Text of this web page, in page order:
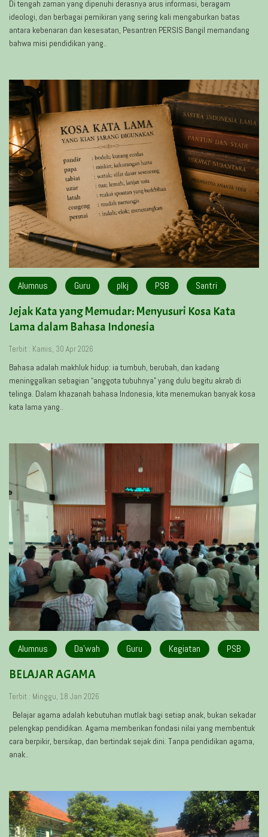
Di tengah zaman yang dipenuhi derasnya arus informasi, beragam
ideologi, dan berbagai pemikiran yang sering kali mengaburkan batas
antara kebenaran dan kesesatan, Pesantren PERSIS Bangil memandang
bahwa misi pendidikan yang..
Alumnus Guru plkj PSB Santri
Jejak Kata yang Memudar: Menyusuri Kosa Kata
Lama dalam Bahasa Indonesia
Terbit : Kamis, 30 Apr 2026
Bahasa adalah makhluk hidup: ia tumbuh, berubah, dan kadang
meninggalkan sebagian “anggota tubuhnya” yang dulu begitu akrab di
telinga. Dalam khazanah bahasa Indonesia, kita menemukan banyak kosa
kata lama yang..
Alumnus Da'wah Guru Kegiatan PSB
BELAJAR AGAMA
Terbit : Minggu, 18 Jan 2026
Belajar agama adalah kebutuhan mutlak bagi setiap anak, bukan sekadar
pelengkap pendidikan. Agama memberikan fondasi nilai yang membentuk
cara berpikir, bersikap, dan bertindak sejak dini. Tanpa pendidikan agama,
anak..